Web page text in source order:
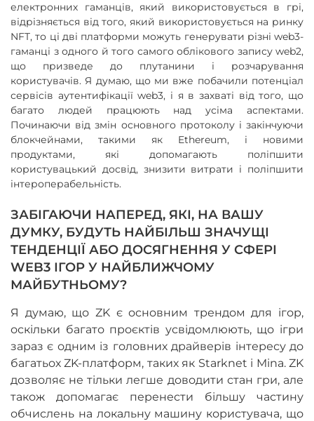
електронних гаманців, який використовується в грі,
відрізняється від того, який використовується на ринку
NFT, то ці дві платформи можуть генерувати різні web3-
гаманці з одного й того самого облікового запису web2,
що призведе до плутанини і розчарування
користувачів. Я думаю, що ми вже побачили потенціал
сервісів аутентифікації web3, і я в захваті від того, що
багато людей працюють над усіма аспектами.
Починаючи від змін основного протоколу і закінчуючи
блокчейнами, такими як Ethereum, і новими
продуктами, які допомагають поліпшити
користувацький досвід, знизити витрати і поліпшити
інтероперабельність.
ЗАБІГАЮЧИ НАПЕРЕД, ЯКІ, НА ВАШУ
ДУМКУ, БУДУТЬ НАЙБІЛЬШ ЗНАЧУЩІ
ТЕНДЕНЦІЇ АБО ДОСЯГНЕННЯ У СФЕРІ
WEB3 ІГОР У НАЙБЛИЖЧОМУ
МАЙБУТНЬОМУ?
Я думаю, що ZK є основним трендом для ігор,
оскільки багато проєктів усвідомлюють, що ігри
зараз є одним із головних драйверів інтересу до
багатьох ZK-платформ, таких як Starknet і Mina. ZK
дозволяє не тільки легше доводити стан гри, але
також допомагає перенести більшу частину
обчислень на локальну машину користувача, що